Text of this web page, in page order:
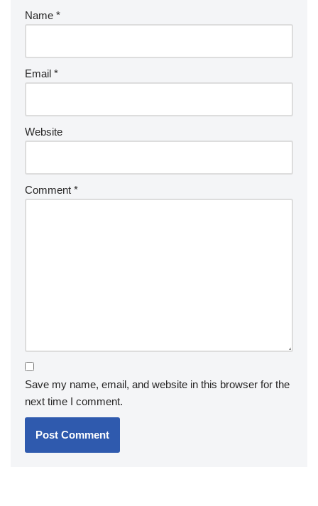
Name *
Email *
Website
Comment *
Save my name, email, and website in this browser for the
next time I comment.